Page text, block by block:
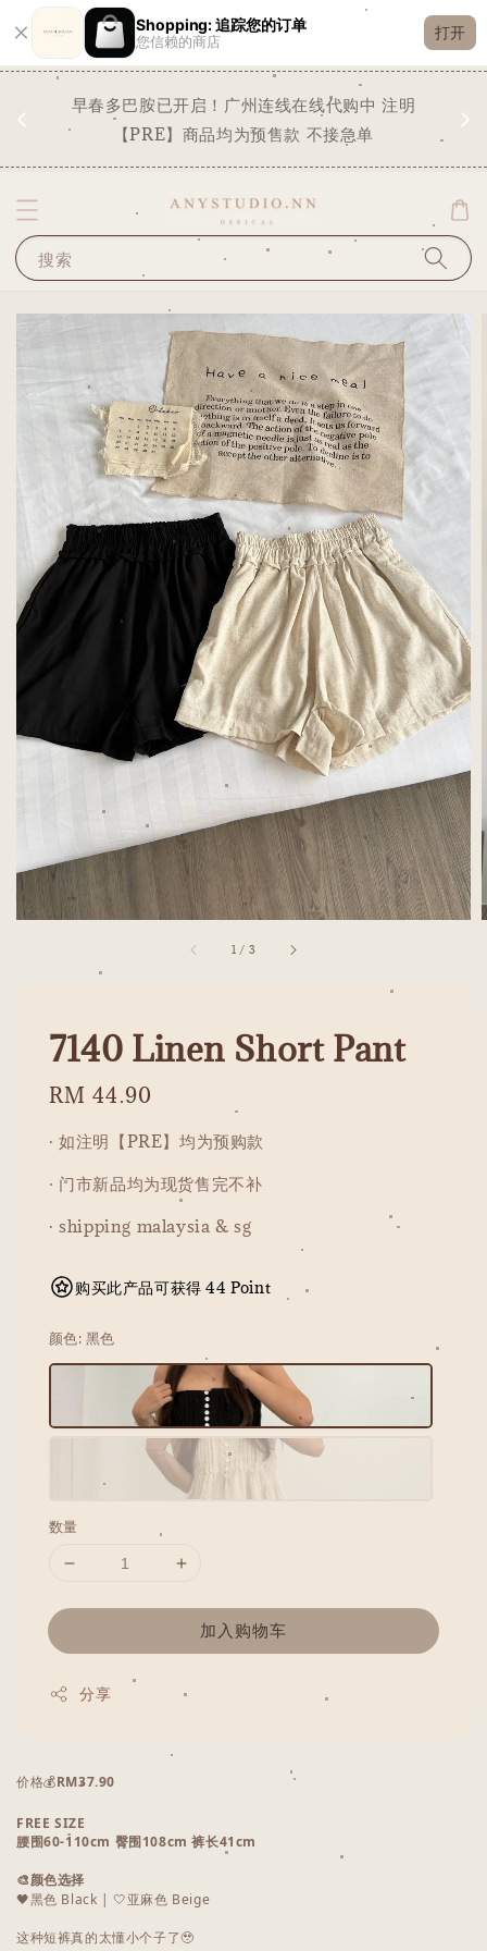
Shopping: 追踪您的订单
您信赖的商店
打开
早春多巴胺已开启！广州连线在线代购中 注明
【PRE】商品均为预售款 不接急单
搜索
1 / 3
7140 Linen Short Pant
Regular
RM 44.90
· 如注明【PRE】均为预购款
· 门市新品均为现货售完不补
· shipping malaysia & sg
购买此产品可获得 44 Point
颜色: 黑色
数量
加入购物车
分享
价格💰RM37.90
FREE SIZE
腰围60-110cm 臀围108cm 裤长41cm
🎨颜色选择
🖤黑色 Black | 🤍亚麻色 Beige
这种短裤真的太懂小个子了🥹